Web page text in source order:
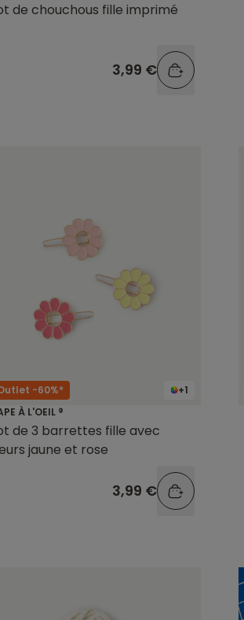
de chouchous fille imprimé
3,99 €
+1
-60%*
À L'OEIL ®
de 3 barrettes fille avec
jaune et rose
3,99 €